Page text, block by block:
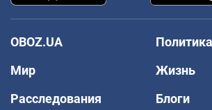
OBOZ.UA
Политика
Мир
Жизнь
Расследования
Блоги